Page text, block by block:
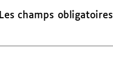
Les champs